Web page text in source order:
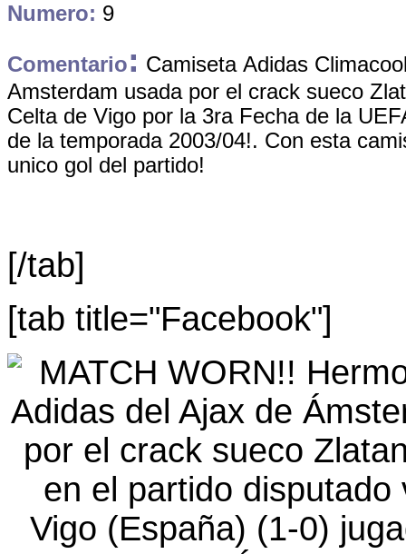
Numero: 9
Comentario: Camiseta Adidas
Amsterdam usada por el crack sueco
Celta de Vigo por la 3ra Fecha de la
de la temporada 2003/04!. Con esta
unico gol del partido!
[/tab]
[tab title="Facebook"]